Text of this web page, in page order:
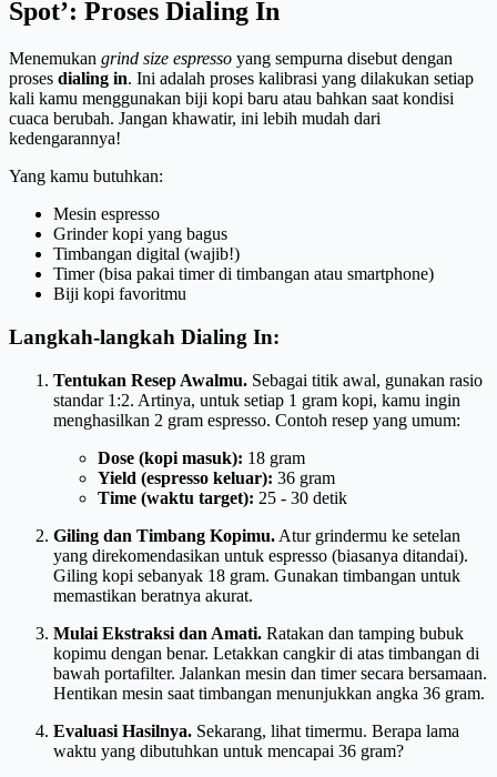
Spot’: Proses Dialing In
Menemukan grind size espresso yang sempurna disebut dengan
proses dialing in. Ini adalah proses kalibrasi yang dilakukan setiap
kali kamu menggunakan biji kopi baru atau bahkan saat kondisi
cuaca berubah. Jangan khawatir, ini lebih mudah dari
kedengarannya!
Yang kamu butuhkan:
Mesin espresso
Grinder kopi yang bagus
Timbangan digital (wajib!)
Timer (bisa pakai timer di timbangan atau smartphone)
Biji kopi favoritmu
Langkah-langkah Dialing In:
Tentukan Resep Awalmu. Sebagai titik awal, gunakan rasio
standar 1:2. Artinya, untuk setiap 1 gram kopi, kamu ingin
menghasilkan 2 gram espresso. Contoh resep yang umum:
Dose (kopi masuk): 18 gram
Yield (espresso keluar): 36 gram
Time (waktu target): 25 - 30 detik
Giling dan Timbang Kopimu. Atur grindermu ke setelan
yang direkomendasikan untuk espresso (biasanya ditandai).
Giling kopi sebanyak 18 gram. Gunakan timbangan untuk
memastikan beratnya akurat.
Mulai Ekstraksi dan Amati. Ratakan dan tamping bubuk
kopimu dengan benar. Letakkan cangkir di atas timbangan di
bawah portafilter. Jalankan mesin dan timer secara bersamaan.
Hentikan mesin saat timbangan menunjukkan angka 36 gram.
Evaluasi Hasilnya. Sekarang, lihat timermu. Berapa lama
waktu yang dibutuhkan untuk mencapai 36 gram?